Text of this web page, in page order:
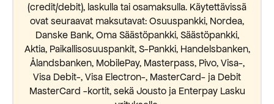
(credit/debit), laskulla tai osamaksulla. Käytettävissä
ovat seuraavat maksutavat: Osuuspankki, Nordea,
Danske Bank, Oma Säästöpankki, Säästöpankki,
Aktia, Paikallisosuuspankit, S-Pankki, Handelsbanken,
Ålandsbanken, MobilePay, Masterpass, Pivo, Visa-,
Visa Debit-, Visa Electron-, MasterCard- ja Debit
MasterCard -kortit, sekä Jousto ja Enterpay Lasku